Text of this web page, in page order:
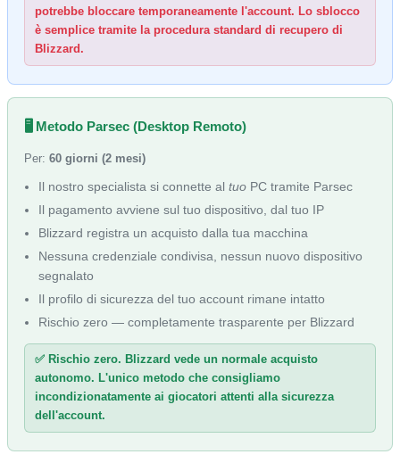
potrebbe bloccare temporaneamente l'account. Lo sblocco
è semplice tramite la procedura standard di recupero di
Blizzard.
🖥️ Metodo Parsec (Desktop Remoto)
Per: 60 giorni (2 mesi)
Il nostro specialista si connette al tuo PC tramite Parsec
Il pagamento avviene sul tuo dispositivo, dal tuo IP
Blizzard registra un acquisto dalla tua macchina
Nessuna credenziale condivisa, nessun nuovo dispositivo
segnalato
Il profilo di sicurezza del tuo account rimane intatto
Rischio zero — completamente trasparente per Blizzard
✅ Rischio zero. Blizzard vede un normale acquisto
autonomo. L'unico metodo che consigliamo
incondizionatamente ai giocatori attenti alla sicurezza
dell'account.